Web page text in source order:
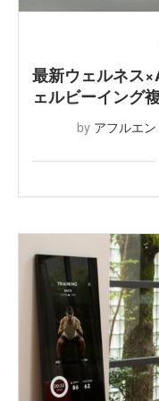
最新ウェルネス
ェルビーイング
by アフルエ